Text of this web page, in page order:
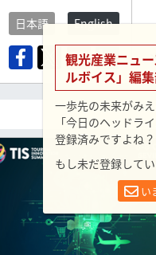
日本語 English
観光産業ニュ
ルボイス」編
一歩先の未来がみ
「今日のヘッドラ
登録済みですよね？
もし未だ登録して
い